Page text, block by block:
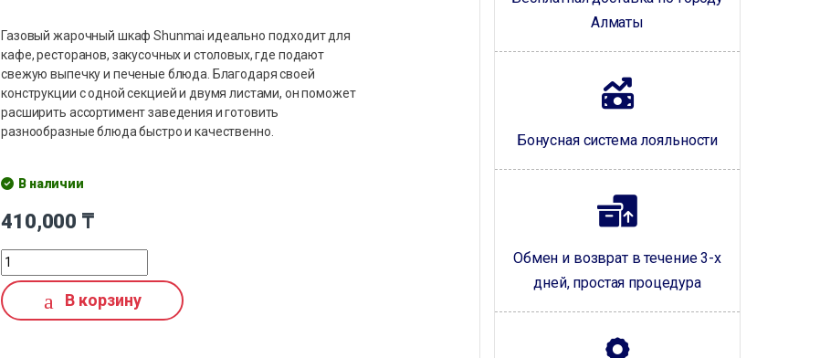
Газовый жарочный шкаф Shunmai идеально подходит для
кафе, ресторанов, закусочных и столовых, где подают
свежую выпечку и печеные блюда. Благодаря своей
конструкции с одной секцией и двумя листами, он поможет
расширить ассортимент заведения и готовить
разнообразные блюда быстро и качественно.
В наличии
410,000 ₸
В корзину
Алматы
Бонусная система лояльности
Обмен и возврат в течение 3-х
дней, простая процедура